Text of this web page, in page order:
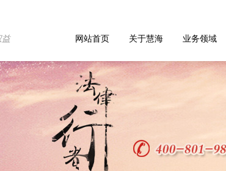
益
网站首页 关于慧海 业务领域